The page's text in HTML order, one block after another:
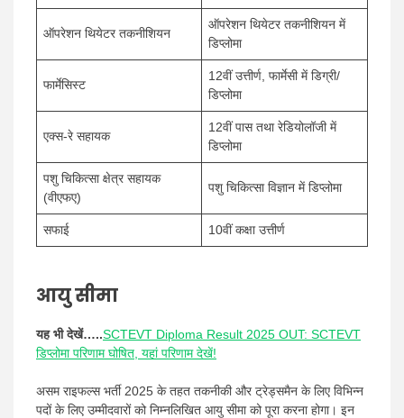
ऑपरेशन थियेटर तकनीशियन
ऑपरेशन थियेटर तकनीशियन में
डिप्लोमा
फार्मेसिस्ट
12वीं उत्तीर्ण, फार्मेसी में डिग्री/
डिप्लोमा
एक्स-रे सहायक
12वीं पास तथा रेडियोलॉजी में
डिप्लोमा
पशु चिकित्सा क्षेत्र सहायक
(वीएफए)
पशु चिकित्सा विज्ञान में डिप्लोमा
सफाई 10वीं कक्षा उत्तीर्ण
आयु सीमा
यह भी देखें…..SCTEVT Diploma Result 2025 OUT: SCTEVT
डिप्लोमा परिणाम घोषित, यहां परिणाम देखें!
असम राइफल्स भर्ती 2025 के तहत तकनीकी और ट्रेड्समैन के लिए विभिन्न
पदों के लिए उम्मीदवारों को निम्नलिखित आयु सीमा को पूरा करना होगा। इन